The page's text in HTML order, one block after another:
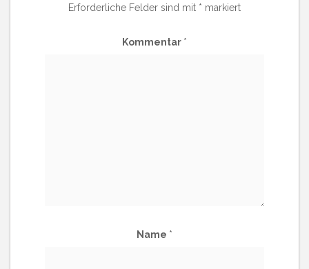
Erforderliche Felder sind mit * markiert
Kommentar *
Name *